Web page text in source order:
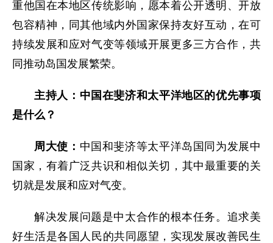
重他国在本地区传统影响，愿本着公开透明、开放
包容精神，同其他域内外国家保持友好互动，在可
持续发展和应对气变等领域开展更多三方合作，共
同推动岛国发展繁荣。
主持人：中国在斐济和太平洋地区的优先事项
是什么？
周大使： 中国和斐济等太平洋岛国同为发展中
国家，有着广泛共识和相似关切，其中最重要的关
切就是发展和应对气变。
解决发展问题是中太合作的根本任务。追求美
好生活是各国人民的共同愿望，实现发展改善民生